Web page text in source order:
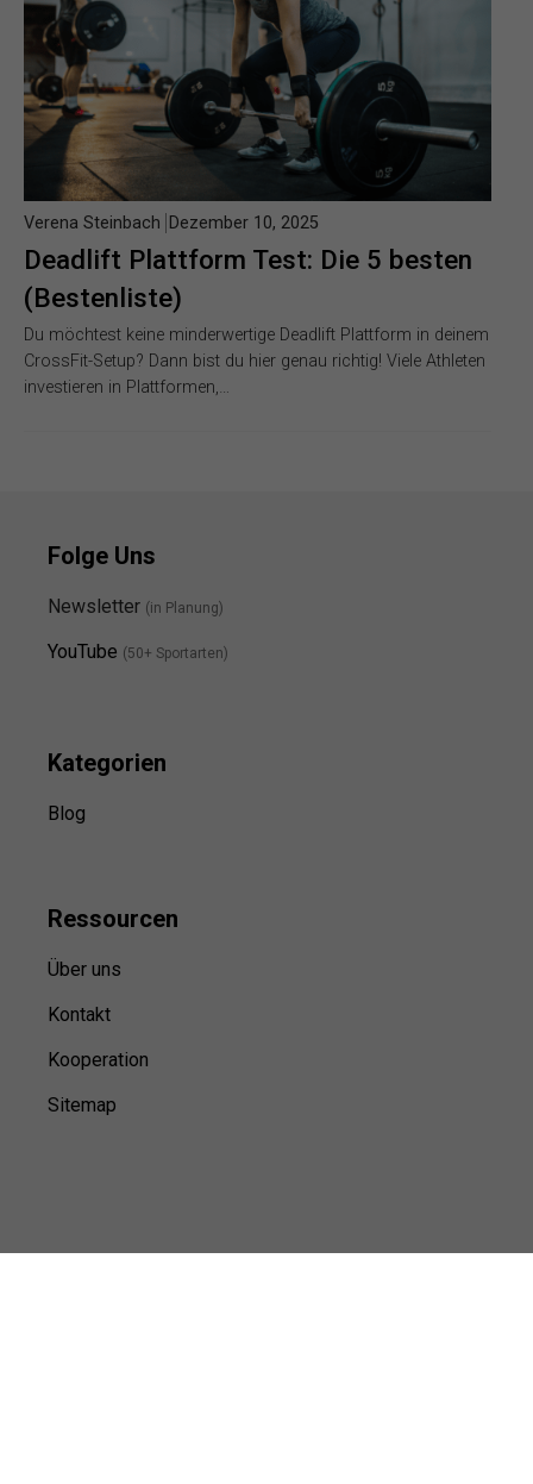
Deadlift Plattform Test: Die 5 besten
(Bestenliste)
Verena Steinbach Dezember 10, 2025
Du möchtest keine minderwertige Deadlift Plattform in deinem
CrossFit-Setup? Dann bist du hier genau richtig! Viele Athleten
investieren in Plattformen,…
Folge Uns
Newsletter (in Planung)
YouTube (50+ Sportarten)
Kategorien
Blog
Ressourcen
Über uns
Kontakt
Kooperation
Sitemap